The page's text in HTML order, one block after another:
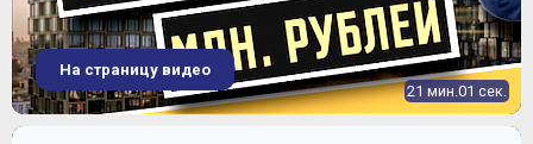
21 мин.01 сек.
На страницу видео